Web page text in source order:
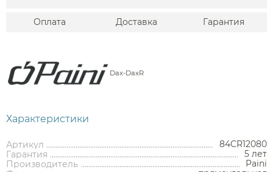
Оплата Доставка Гарантия
Dax-DaxR
Характеристики
Артикул
84CR12080
Гарантия
5 лет
Производитель
Paini